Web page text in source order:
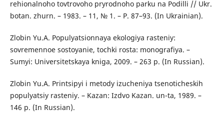
rehionalnoho tovtrovoho pryrodnoho parku na Podilli // Ukr.
botan. zhurn. – 1983. – 11, № 1. – P. 87–93. (In Ukrainian).
Zlobin Yu.A. Populyatsionnaya ekologiya rasteniy:
sovremennoe sostoyanie, tochki rosta: monografiya. –
Sumyi: Universitetskaya kniga, 2009. – 263 p. (In Russian).
Zlobin Yu.A. Printsipyi i metody izucheniya tsenoticheskih
populyatsiy rasteniy. – Kazan: Izdvo Kazan. un-ta, 1989. –
146 p. (In Russian).